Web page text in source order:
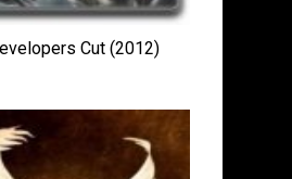
Cut (2012)